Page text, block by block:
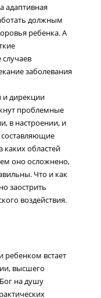
адаптивная
должным
ребенка. А
заболевания
и дирекции
проблемные
в настроении, и
составляющие
областей
оно осложнено,
Что и как
заострить
воздействия.
ребенком встает
высшего
на душу